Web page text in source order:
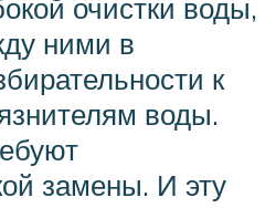
очистки воды,
ними в
к
воды.
замены. И эту